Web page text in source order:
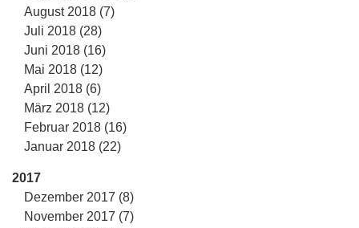
August 2018 (7)
Juli 2018 (28)
Juni 2018 (16)
Mai 2018 (12)
April 2018 (6)
März 2018 (12)
Februar 2018 (16)
Januar 2018 (22)
2017
Dezember 2017 (8)
November 2017 (7)